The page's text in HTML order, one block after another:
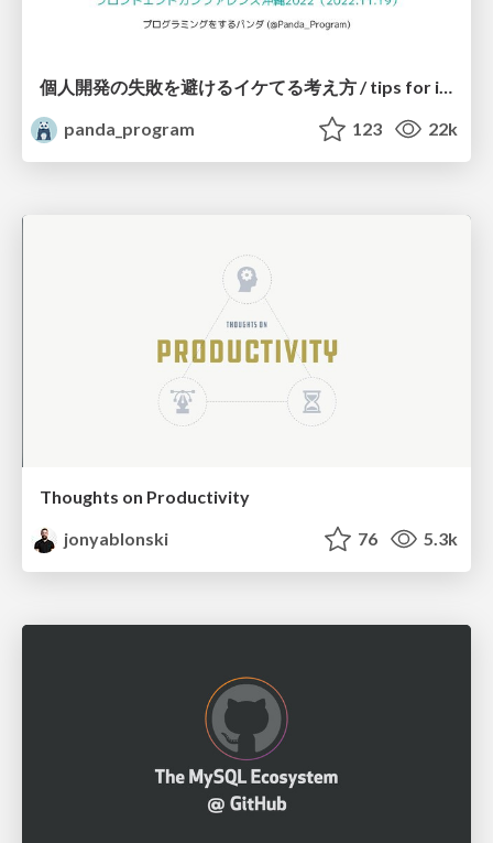
個人開発の失敗を避けるイケてる考え方 / tips for indie hackers
panda_program
123 22k
Thoughts on Productivity
jonyablonski
76 5.3k